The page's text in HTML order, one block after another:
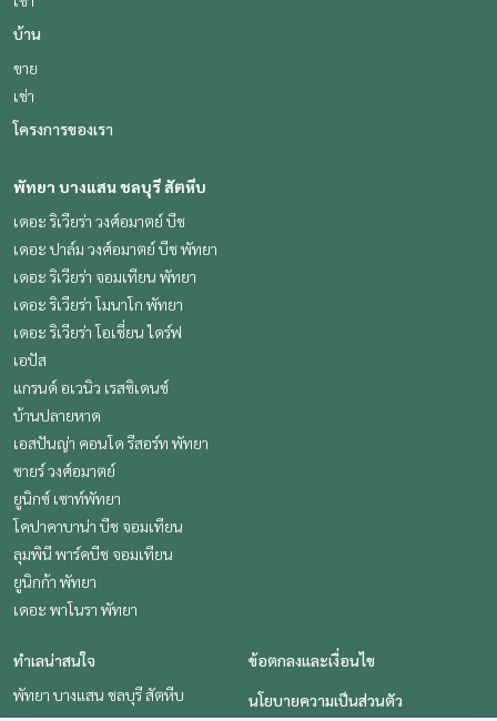
บ้าน
ขาย
เช่า
โครงการของเรา
พัทยา บางแสน ชลบุรี สัตหีบ
เดอะ ริเวียร่า วงศ์อมาตย์ บีช
เดอะ ปาล์ม วงศ์อมาตย์ บีช พัทยา
เดอะ ริเวียร่า จอมเทียน พัทยา
เดอะ ริเวียร่า โมนาโก พัทยา
เดอะ ริเวียร่า โอเชี่ยน ไดร์ฟ
เอปัส
แกรนด์ อเวนิว เรสซิเดนซ์
บ้านปลายหาด
เอสปันญ่า คอนโด รีสอร์ท พัทยา
ซายร์ วงศ์อมาตย์
ยูนิกซ์ เซาท์พัทยา
โคปาคาบาน่า บีช จอมเทียน
ลุมพินี พาร์คบีช จอมเทียน
ยูนิกก้า พัทยา
เดอะ พาโนรา พัทยา
ทำเลน่าสนใจ
พัทยา บางแสน ชลบุรี สัตหีบ
ข้อตกลงและเงื่อนไข
นโยบายความเป็นส่วนตัว